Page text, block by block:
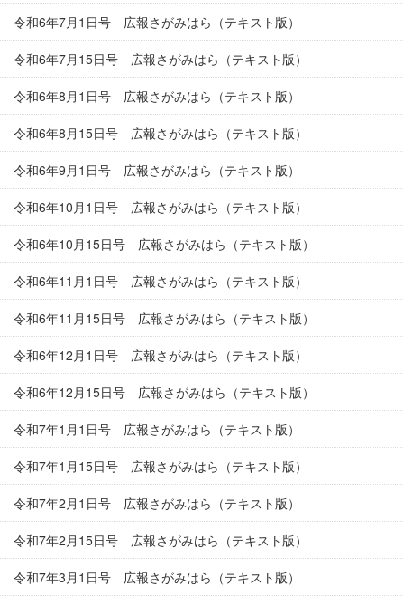
令和6年7月1日号 広報さがみはら（テキスト版）
令和6年7月15日号 広報さがみはら（テキスト版）
令和6年8月1日号 広報さがみはら（テキスト版）
令和6年8月15日号 広報さがみはら（テキスト版）
令和6年9月1日号 広報さがみはら（テキスト版）
令和6年10月1日号 広報さがみはら（テキスト版）
令和6年10月15日号 広報さがみはら（テキスト版）
令和6年11月1日号 広報さがみはら（テキスト版）
令和6年11月15日号 広報さがみはら（テキスト版）
令和6年12月1日号 広報さがみはら（テキスト版）
令和6年12月15日号 広報さがみはら（テキスト版）
令和7年1月1日号 広報さがみはら（テキスト版）
令和7年1月15日号 広報さがみはら（テキスト版）
令和7年2月1日号 広報さがみはら（テキスト版）
令和7年2月15日号 広報さがみはら（テキスト版）
令和7年3月1日号 広報さがみはら（テキスト版）